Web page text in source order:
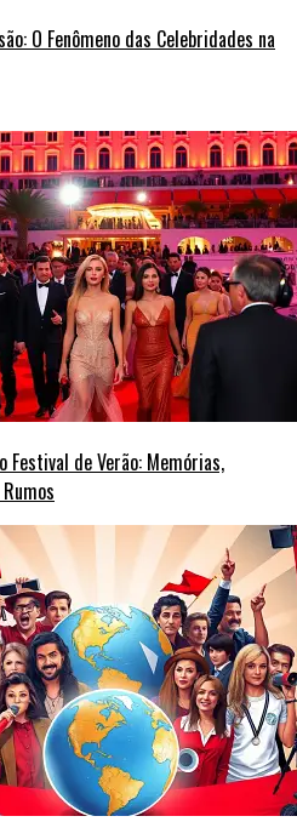
O Fenômeno das Celebridades na
Festival de Verão: Memórias,